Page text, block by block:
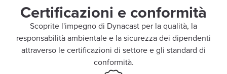
Certificazioni e conformità
Scoprite l'impegno di Dynacast per la qualità, la
responsabilità ambientale e la sicurezza dei dipendenti
attraverso le certificazioni di settore e gli standard di
conformità.